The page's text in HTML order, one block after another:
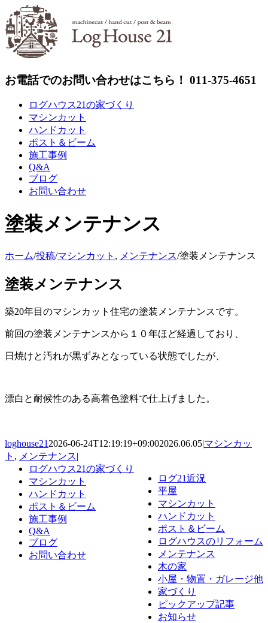
Skip
to
content
お電話でのお問い合わせはこちら！ 011-375-4651
ログハウス21の家づくり
マシンカット
ハンドカット
ポスト＆ビーム
施工事例
Q&A
ブログ
お問い合わせ
塗装メンテナンス
ホーム/投稿/マシンカット , メンテナンス/塗装メンテナンス
塗装メンテナンス
築20年目のマシンカット住宅の塗装メンテナンスです。
前回の塗装メンテナンスから１０年ほど経過しており、
日焼けと汚れが黒ずみとなっている状態でしたが、
漂白と耐候性のある高着色塗料で仕上げました。
loghouse21 2026-06-24T12:19:19+09:002026.06.05|マシンカッ
ト , メンテナンス|
ログ21近況
平屋
マシンカット
ハンドカット
ポスト＆ビーム
ログハウスのリフォーム
メンテナンス
木の家
小屋・物置・ガレージ他
家づくり
ピックアップ記事
お知らせ
ログハウス21の家づくり
マシンカット
ハンドカット
ポスト＆ビーム
施工事例
Q&A
ブログ
お問い合わせ